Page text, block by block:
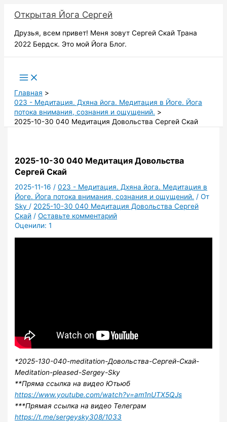
содержимому
Открытая Йога Сергей
Друзья, всем привет! Меня зовут Сергей Скай Трана
2022 Бердск. Это мой Йога Блог.
Главная
023 - Медитация. Дхяна йога. Медитация в Йоге. Йога
потока внимания, сознания и ощущений.
2025-10-30 040 Медитация Довольства Сергей Скай
2025-10-30 040 Медитация Довольства
Сергей Скай
2025-11-16/023 - Медитация. Дхяна йога. Медитация в
Йоге. Йога потока внимания, сознания и ощущений. / От
Sky/ 2025-10-30 040 Медитация Довольства Сергей
Скай /Оставьте комментарий
Оценили: 1
*2025-130-040-meditation-Довольства-Сергей-Скай-
Meditation-pleased-Sergey-Sky
**Пряма ссылка на видео Ютьюб
https://www.youtube.com/watch?v=am1nUTX5QJs
***Прямая ссылка на видео Телеграм
https://t.me/sergeysky308/1033